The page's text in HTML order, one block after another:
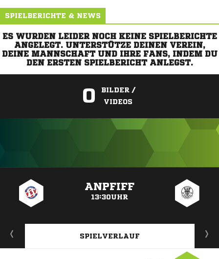
SPIELBERICHTE & NEWS
ES WURDEN LEIDER NOCH KEINE SPIELBERICHTE
ANGELEGT. UNTERSTÜTZE DEINEN VEREIN,
DEINE MANNSCHAFT UND IHRE FANS, INDEM DU
DEN ERSTEN SPIELBERICHT ANLEGST.
0
BILDER /
VIDEOS
ANPFIFF
13:30UHR
SPIELVERLAUF